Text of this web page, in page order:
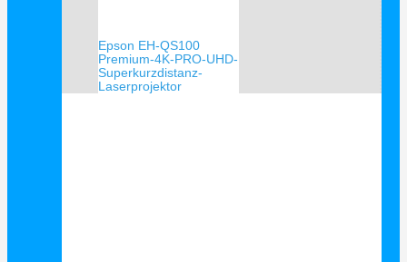
Epson EH-QS100
Premium-4K-PRO-UHD-
Superkurzdistanz-
Laserprojektor